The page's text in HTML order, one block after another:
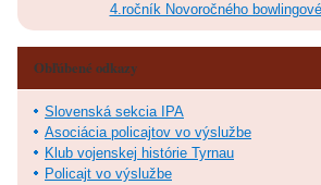
4.ročník Novoročného
Obľúbené odkazy
Slovenská sekcia IPA
Asociácia policajtov vo výslužbe
Klub vojenskej histórie Tyrnau
Policajt vo výslužbe